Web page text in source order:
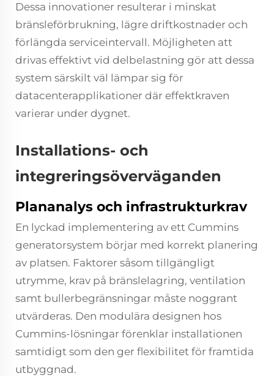
Dessa innovationer resulterar i minskat
bränsleförbrukning, lägre driftkostnader och
förlängda serviceintervall. Möjligheten att
drivas effektivt vid delbelastning gör att dessa
system särskilt väl lämpar sig för
datacenterapplikationer där effektkraven
varierar under dygnet.
Installations- och
integreringsöverväganden
Plananalys och infrastrukturkrav
En lyckad implementering av ett Cummins
generatorsystem börjar med korrekt planering
av platsen. Faktorer såsom tillgängligt
utrymme, krav på bränslelagring, ventilation
samt bullerbegränsningar måste noggrant
utvärderas. Den modulära designen hos
Cummins-lösningar förenklar installationen
samtidigt som den ger flexibilitet för framtida
utbyggnad.